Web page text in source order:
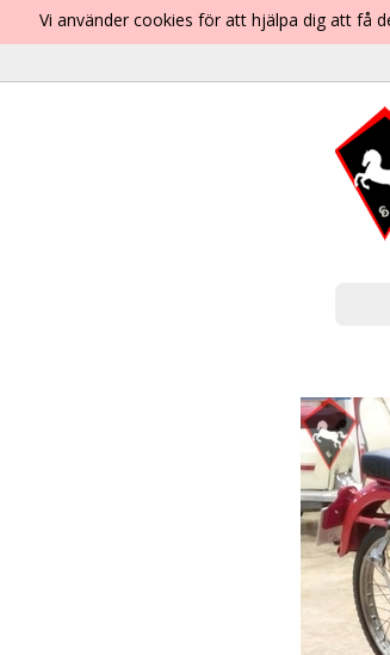
Vi använder cookies för att hjälpa dig att få